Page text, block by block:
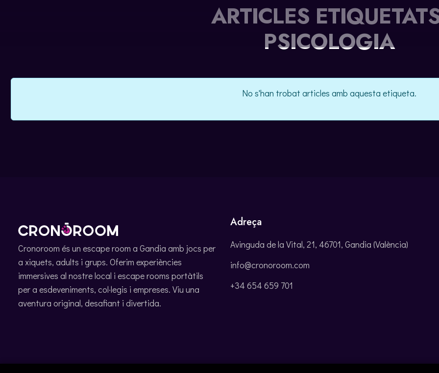
ARTICLES
PSICOLOGIA
No s'han trobat articles amb aquesta etiqueta.
Cronoroom és un escape room a Gandia amb jocs per
a xiquets, adults i grups. Oferim experiències
immersives al nostre local i escape rooms portàtils
per a esdeveniments, col·legis i empreses. Viu una
aventura original, desafiant i divertida.
Adreça
Avinguda de la Vital, 21, 46701, Gandia (València)
info@cronoroom.com
+34 654 659 701